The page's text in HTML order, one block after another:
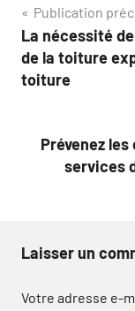
de
l’article
Publication
La nécessité
de la toiture
toiture
Prévenez
services
Laisser un
Votre adresse e-